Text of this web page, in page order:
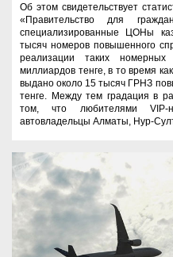
Об этом свидетельствует
«Правительство для
специализированные ЦОНы
тысяч номеров повышенного
реализации таких
миллиардов тенге, в то время
выдано около 15 тысяч ГРНЗ
тенге. Между тем градация в
том, что любителями VIP-
автовладельцы Алматы, Нур-